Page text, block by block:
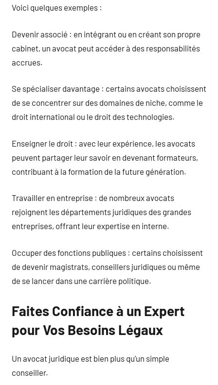
Voici quelques exemples :
Devenir associé : en intégrant ou en créant son propre
cabinet, un avocat peut accéder à des responsabilités
accrues.
Se spécialiser davantage : certains avocats choisissent
de se concentrer sur des domaines de niche, comme le
droit international ou le droit des technologies.
Enseigner le droit : avec leur expérience, les avocats
peuvent partager leur savoir en devenant formateurs,
contribuant à la formation de la future génération.
Travailler en entreprise : de nombreux avocats
rejoignent les départements juridiques des grandes
entreprises, offrant leur expertise en interne.
Occuper des fonctions publiques : certains choisissent
de devenir magistrats, conseillers juridiques ou même
de se lancer dans une carrière politique.
Faites Confiance à un Expert
pour Vos Besoins Légaux
Un avocat juridique est bien plus qu’un simple
conseiller.